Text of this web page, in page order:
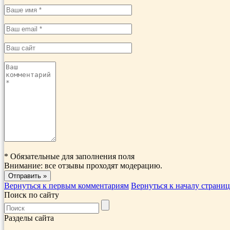
* Обязательные для заполнения поля
Внимание: все отзывы проходят модерацию.
Вернуться к первым комментариям Вернуться к началу
Поиск по сайту
Разделы сайта